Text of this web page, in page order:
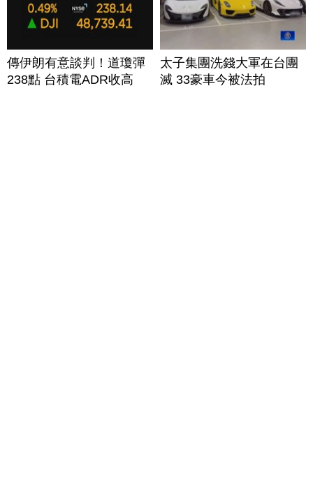
傳伊朗有意談判！道瓊彈
238點 台積電ADR收高
太子集團洗錢大軍在台團
滅 33豪車今被法拍